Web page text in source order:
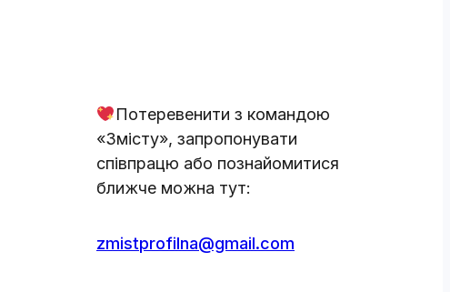
Потеревенити з командою
«Змісту», запропонувати
співпрацю або познайомитися
ближче можна тут:
zmistprofilna@gmail.com